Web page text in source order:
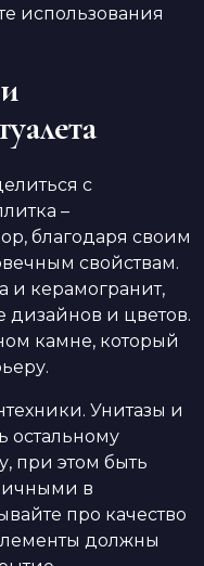
использования
с
–
благодаря своим
свойствам.
и керамогранит,
дизайнов и цветов.
камне, который
Унитазы и
остальному
при этом быть
в
про качество
должны